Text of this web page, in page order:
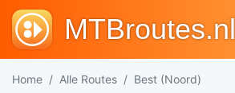
MTBroutes.nl
Home Alle Routes Best (Noord)